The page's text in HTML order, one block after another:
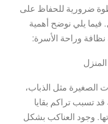
ضرورية للحفاظ على
فيما يلي نوضح أهمية
وراحة الأسرة:
الصغيرة مثل الذباب،
تسبب تراكم بقايا
وجود العناكب بشكل